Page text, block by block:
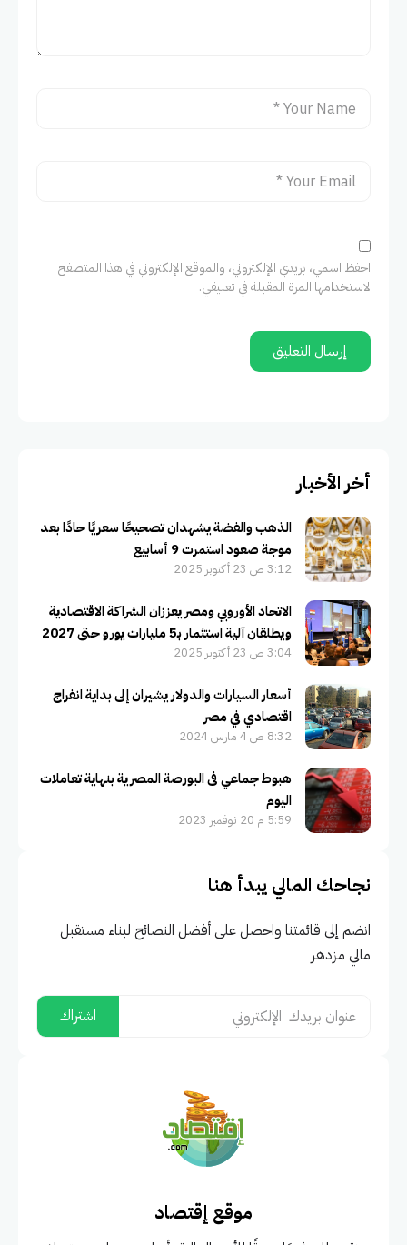
احفظ اسمي، بريدي الإلكتروني، والموقع الإلكتروني في هذا المتصفح
لاستخدامها المرة المقبلة في تعليقي.
أخر الأخبار
الذهب والفضة يشهدان تصحيحًا سعريًا حادًا بعد
موجة صعود استمرت 9 أسابيع
3:12 ص 23 أكتوبر 2025
الاتحاد الأوروبي ومصر يعززان الشراكة الاقتصادية
ويطلقان آلية استثمار بـ5 مليارات يورو حتى 2027
3:04 ص 23 أكتوبر 2025
أسعار السيارات والدولار يشيران إلى بداية انفراج
اقتصادي في مصر
8:32 ص 4 مارس 2024
هبوط جماعي فى البورصة المصرية بنهاية تعاملات
اليوم
5:59 م 20 نوفمبر 2023
نجاحك المالي يبدأ هنا
انضم إلى قائمتنا واحصل على أفضل النصائح لبناء مستقبل
مالي مزدهر
موقع إقتصاد